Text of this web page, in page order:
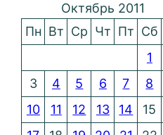
Октябрь 2011
Пн Вт Ср Чт Пт Сб
1
3
4 5 6 7 8
10
11 12 13 14 15